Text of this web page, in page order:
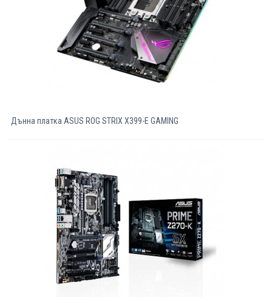
Дънна платка ASUS ROG STRIX X399-E GAMING